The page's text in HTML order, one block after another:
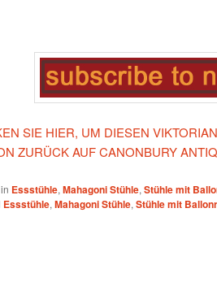
SIE HIER, UM DIESEN
ZURÜCK AUF CANONBURY
Essstühle, Mahagoni Stühle, Stühle mit
Essstühle, Mahagoni Stühle, Stühle mit